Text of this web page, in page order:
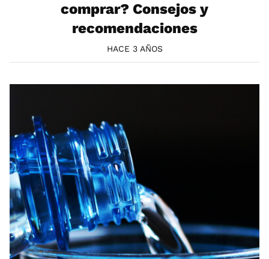
comprar? Consejos y
recomendaciones
HACE 3 AÑOS